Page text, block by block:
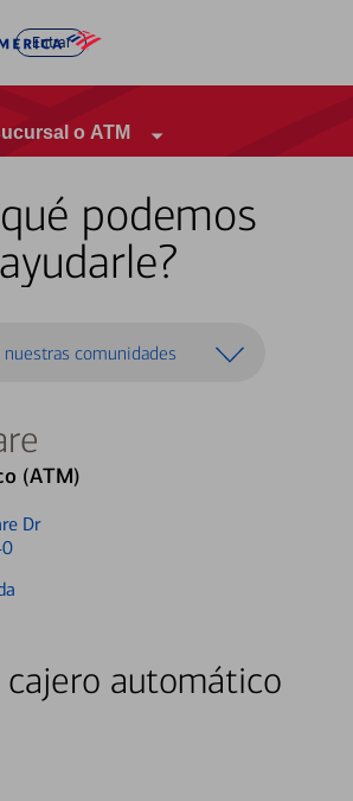
Entrar
o ATM
podemos
ayudarle?
nuestras comunidades
(ATM)
Dr
automático